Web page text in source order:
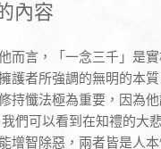
內容
而言，「一念三千」是
護者所強調的無明的本
持懺法極為重要，因為
們可以看到在知禮的大
增智除惡，兩者皆是人